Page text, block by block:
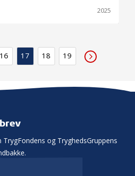
2025
16 17 18 19
og TryghedsGruppens